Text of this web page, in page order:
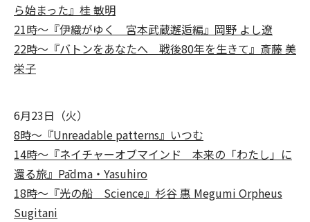
ら始まった』桂 敏明
21時～『伊織がゆく 宮本武蔵邂逅編』岡野 よし遼
22時～『バトンをあなたへ 戦後80年を生きて』斎藤 美
栄子
6月23日（火）
8時～『Unreadable patterns』いつむ
14時～『ネイチャーオブマインド 本来の「わたし」に
還る旅』Pādma・Yasuhiro
18時～『光の船 Science』杉谷 惠 Megumi Orpheus
Sugitani